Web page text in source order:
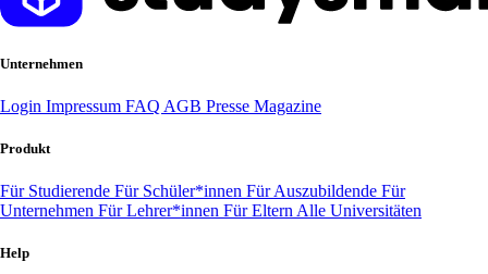
Unternehmen
Login Impressum FAQ AGB Presse Magazine
Produkt
Für Studierende Für Schüler*innen Für Auszubildende Für
Unternehmen Für Lehrer*innen Für Eltern Alle Universitäten
Help